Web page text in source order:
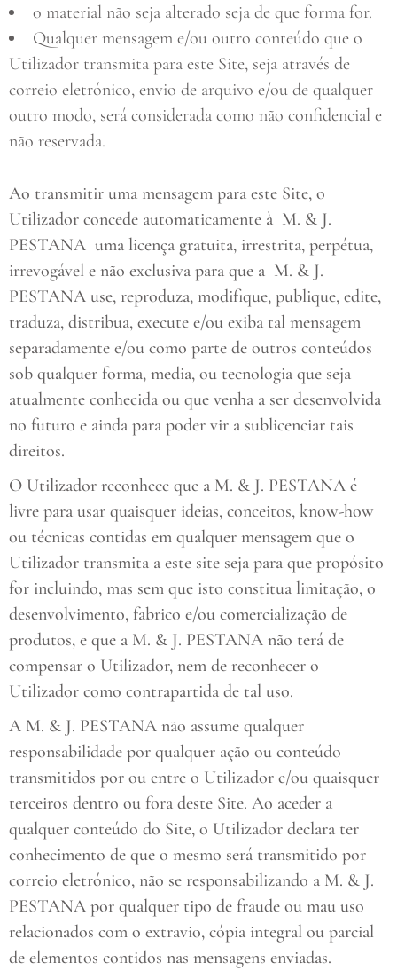
o material não seja alterado seja de que forma for.
Qualquer mensagem e/ou outro conteúdo que o
Utilizador transmita para este Site, seja através de
correio eletrónico, envio de arquivo e/ou de qualquer
outro modo, será considerada como não confidencial e
não reservada.
Ao transmitir uma mensagem para este Site, o
Utilizador concede automaticamente à M. & J.
PESTANA uma licença gratuita, irrestrita, perpétua,
irrevogável e não exclusiva para que a M. & J.
PESTANA use, reproduza, modifique, publique, edite,
traduza, distribua, execute e/ou exiba tal mensagem
separadamente e/ou como parte de outros conteúdos
sob qualquer forma, media, ou tecnologia que seja
atualmente conhecida ou que venha a ser desenvolvida
no futuro e ainda para poder vir a sublicenciar tais
direitos.
O Utilizador reconhece que a M. & J. PESTANA é
livre para usar quaisquer ideias, conceitos, know-how
ou técnicas contidas em qualquer mensagem que o
Utilizador transmita a este site seja para que propósito
for incluindo, mas sem que isto constitua limitação, o
desenvolvimento, fabrico e/ou comercialização de
produtos, e que a M. & J. PESTANA não terá de
compensar o Utilizador, nem de reconhecer o
Utilizador como contrapartida de tal uso.
A M. & J. PESTANA não assume qualquer
responsabilidade por qualquer ação ou conteúdo
transmitidos por ou entre o Utilizador e/ou quaisquer
terceiros dentro ou fora deste Site. Ao aceder a
qualquer conteúdo do Site, o Utilizador declara ter
conhecimento de que o mesmo será transmitido por
correio eletrónico, não se responsabilizando a M. & J.
PESTANA por qualquer tipo de fraude ou mau uso
relacionados com o extravio, cópia integral ou parcial
de elementos contidos nas mensagens enviadas.